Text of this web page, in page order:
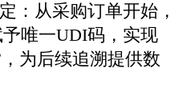
：从采购订单开始，
唯一UDI码，实现
为后续追溯提供数